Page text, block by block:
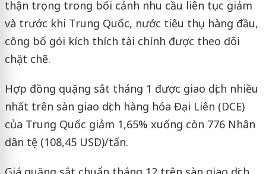
thận trọng trong bối cảnh nhu cầu liên tục giảm
và trước khi Trung Quốc, nước tiêu thụ hàng đầu,
công bố gói kích thích tài chính được theo dõi
chặt chẽ.
Hợp đồng quặng sắt tháng 1 được giao dịch nhiều
nhất trên sàn giao dịch hàng hóa Đại Liên (DCE)
của Trung Quốc giảm 1,65% xuống còn 776 Nhân
dân tệ (108,45 USD)/tấn.